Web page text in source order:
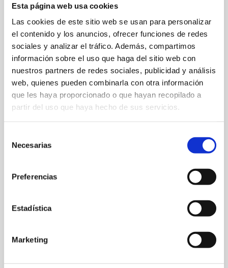
Esta página web usa cookies
Las cookies de este sitio web se usan para personalizar
el contenido y los anuncios, ofrecer funciones de redes
sociales y analizar el tráfico. Además, compartimos
información sobre el uso que haga del sitio web con
nuestros partners de redes sociales, publicidad y análisis
web, quienes pueden combinarla con otra información
que les haya proporcionado o que hayan recopilado a
partir del uso que haya hecho de sus servicios.
Necesarias
Preferencias
Estadística
Marketing
FAVORITS
C/ Mestre José Moncho Ferrer, s/n